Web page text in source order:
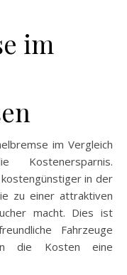
im
im Vergleich
in der
zu einer attraktiven
macht. Dies ist
Fahrzeuge
die Kosten eine